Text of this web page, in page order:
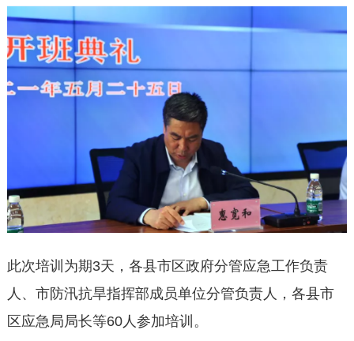
此次培训为期3天，各县市区政府分管应急工作负责
人、市防汛抗旱指挥部成员单位分管负责人，各县市
区应急局局长等60人参加培训。